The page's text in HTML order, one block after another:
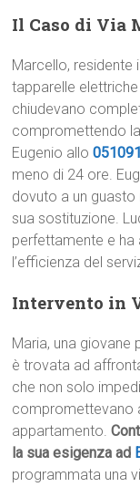
Il Caso di Via
Marcello, residente
tapparelle
chiudevano
compromettendo
Eugenio allo
meno di 24 ore.
dovuto a un
sua sostituzione.
perfettamente e
l’efficienza del
Intervento in
Maria, una giovane
è trovata ad
che non solo
compromettevano
appartamento.
la sua esigenza ad
programmata una